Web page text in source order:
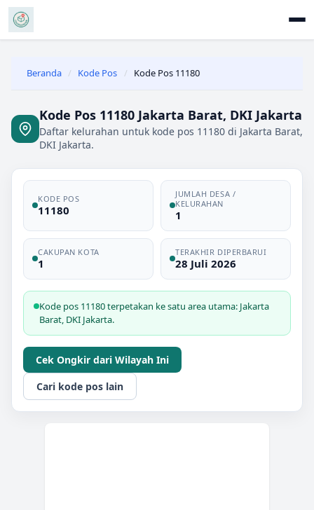
Beranda / Kode Pos / Kode Pos 11180
Kode Pos 11180 Jakarta Barat, DKI Jakarta
Daftar kelurahan untuk kode pos 11180 di Jakarta Barat,
DKI Jakarta.
KODE POS
11180
JUMLAH DESA /
KELURAHAN
1
CAKUPAN KOTA
1
TERAKHIR DIPERBARUI
28 Juli 2026
Kode pos 11180 terpetakan ke satu area utama: Jakarta
Barat, DKI Jakarta.
Cek Ongkir dari Wilayah Ini
Cari kode pos lain